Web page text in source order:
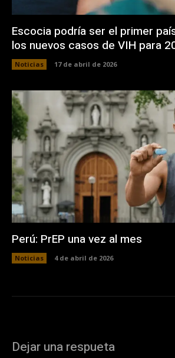
Escocia podría ser el primer
los nuevos casos de VIH para
Noticias 17 de abril de 2026
Perú: PrEP una vez al mes
Noticias 4 de abril de 2026
Dejar una respueta